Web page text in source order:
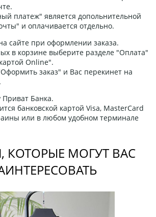
платеж" является допольнительной
и оплачивается отдельно.
сайте при оформлении заказа.
в корзине выберите разделе "Оплата"
Online".
заказ" и Вас перекинет на
Приват Банка.
банковской картой Visa, MasterCard
или в любом удобном терминале
КОТОРЫЕ МОГУТ ВАС